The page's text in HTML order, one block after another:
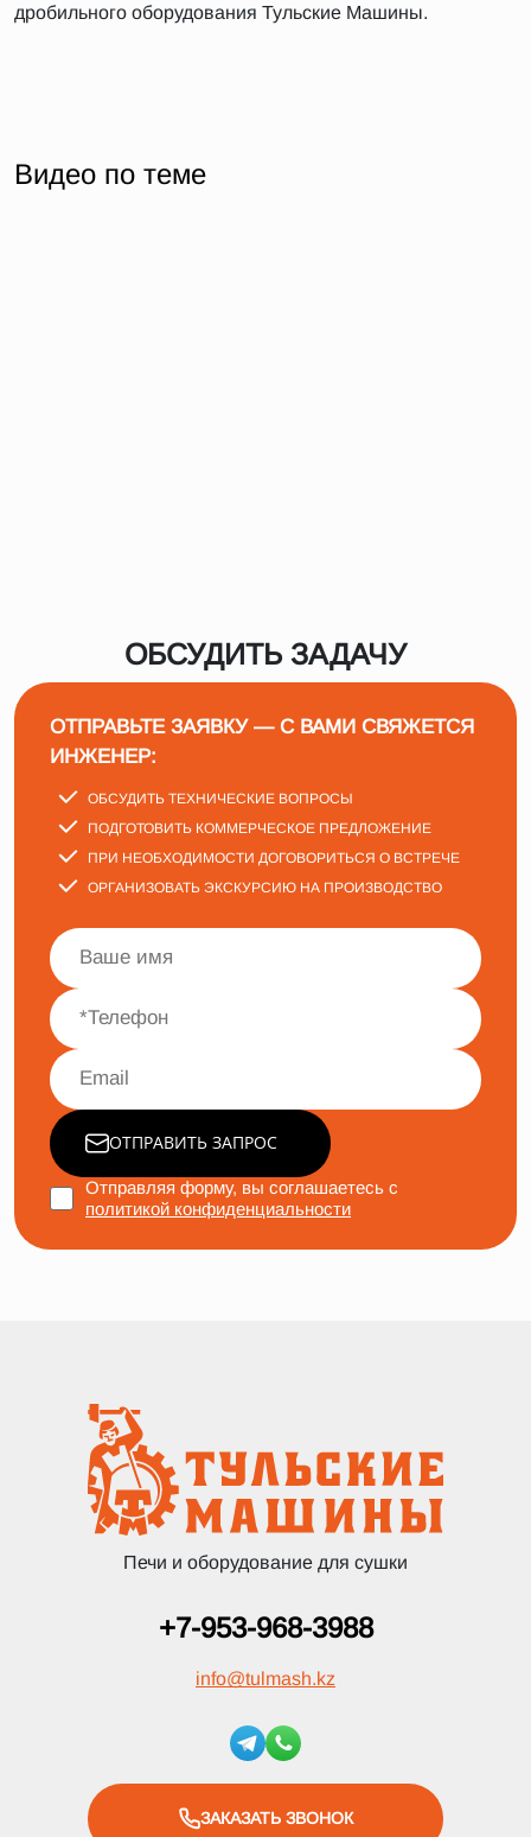
дробильного оборудования Тульские Машины.
Видео по теме
ОБСУДИТЬ ЗАДАЧУ
ОТПРАВЬТЕ ЗАЯВКУ — С ВАМИ СВЯЖЕТСЯ
ИНЖЕНЕР:
ОБСУДИТЬ ТЕХНИЧЕСКИЕ ВОПРОСЫ
ПОДГОТОВИТЬ КОММЕРЧЕСКОЕ ПРЕДЛОЖЕНИЕ
ПРИ НЕОБХОДИМОСТИ ДОГОВОРИТЬСЯ О ВСТРЕЧЕ
ОРГАНИЗОВАТЬ ЭКСКУРСИЮ НА ПРОИЗВОДСТВО
ОТПРАВИТЬ ЗАПРОС
Отправляя форму, вы соглашаетесь с
политикой конфиденциальности
Печи и оборудование для сушки
+7-953-968-3988
info@tulmash.kz
ЗАКАЗАТЬ ЗВОНОК